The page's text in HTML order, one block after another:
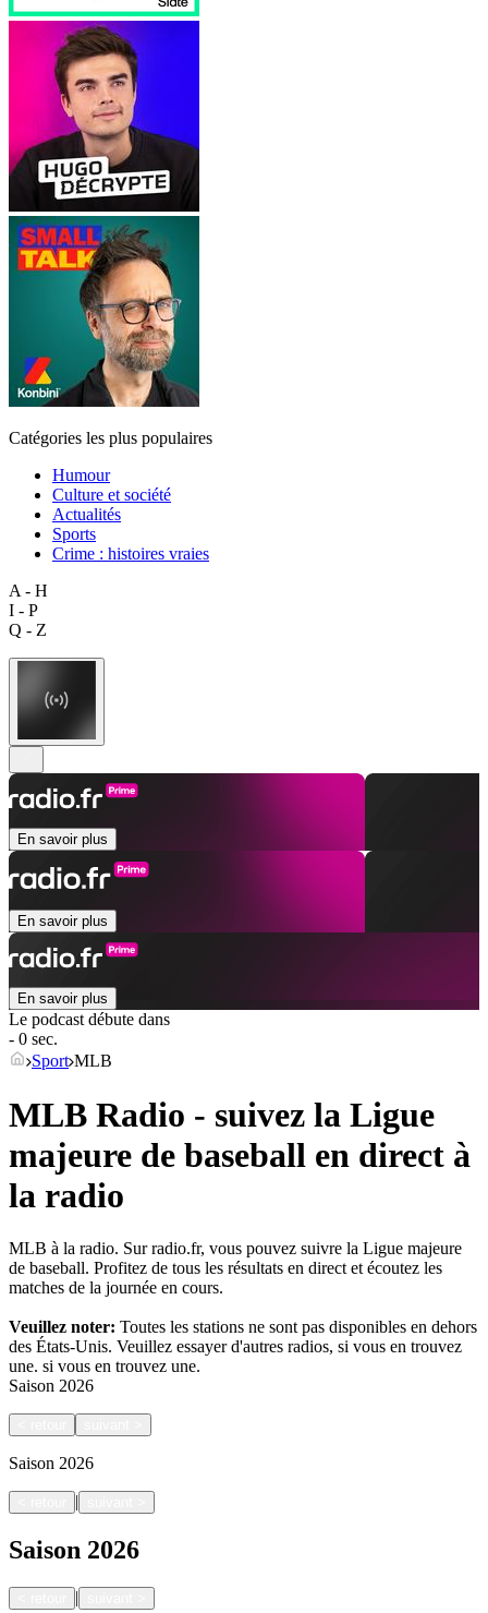
Catégories les plus populaires
Humour
Culture et société
Actualités
Sports
Crime : histoires vraies
A - H
I - P
Q - Z
En savoir plus
En savoir plus
En savoir plus
Le podcast débute dans
- 0 sec.
Sport MLB
MLB Radio - suivez la Ligue
majeure de baseball en direct à
la radio
MLB à la radio. Sur radio.fr, vous pouvez suivre la Ligue majeure
de baseball. Profitez de tous les résultats en direct et écoutez les
matches de la journée en cours.
Veuillez noter: Toutes les stations ne sont pas disponibles en dehors
des États-Unis. Veuillez essayer d'autres radios, si vous en trouvez
une. si vous en trouvez une.
Saison 2026
Saison 2026
|
Saison 2026
|